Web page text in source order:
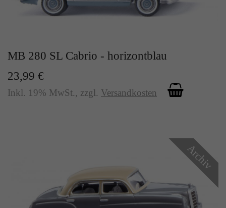
MB 280 SL Cabrio - horizontblau
23,99 €
Inkl. 19% MwSt., zzgl. Versandkosten
Archiv